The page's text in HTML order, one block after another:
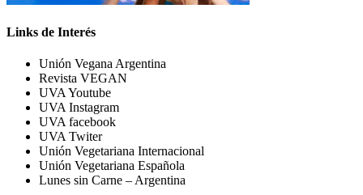
Links de Interés
Unión Vegana Argentina
Revista VEGAN
UVA Youtube
UVA Instagram
UVA facebook
UVA Twiter
Unión Vegetariana Internacional
Unión Vegetariana Española
Lunes sin Carne – Argentina